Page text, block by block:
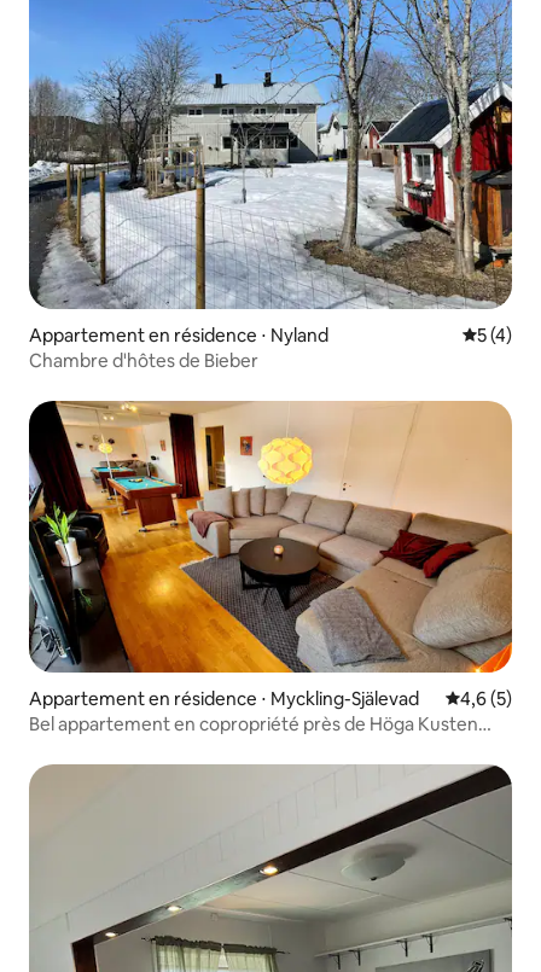
Appartement en résidence ⋅ Nyland
5 (4)
Chambre d'hôtes de Bieber
Appartement en résidence ⋅ Myckling-Själevad Évaluation
4,6 (5)
Bel appartement en copropriété près de Höga Kusten